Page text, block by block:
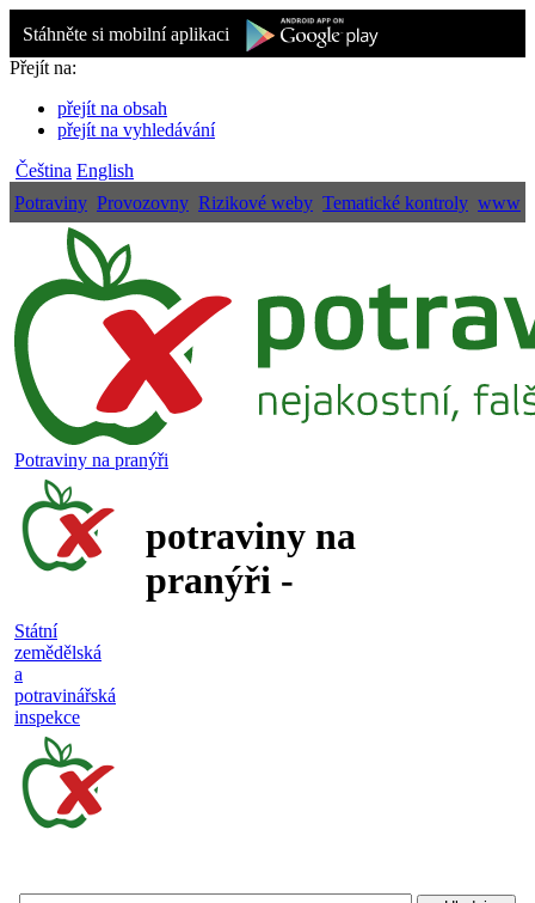
Stáhněte si mobilní aplikaci
Přejít na:
přejít na obsah
přejít na vyhledávání
Čeština English
Potraviny Provozovny Rizikové weby Tematické kontroly www
Potraviny na pranýři
potraviny na
pranýři -
Státní
zemědělská
a
potravinářská
inspekce